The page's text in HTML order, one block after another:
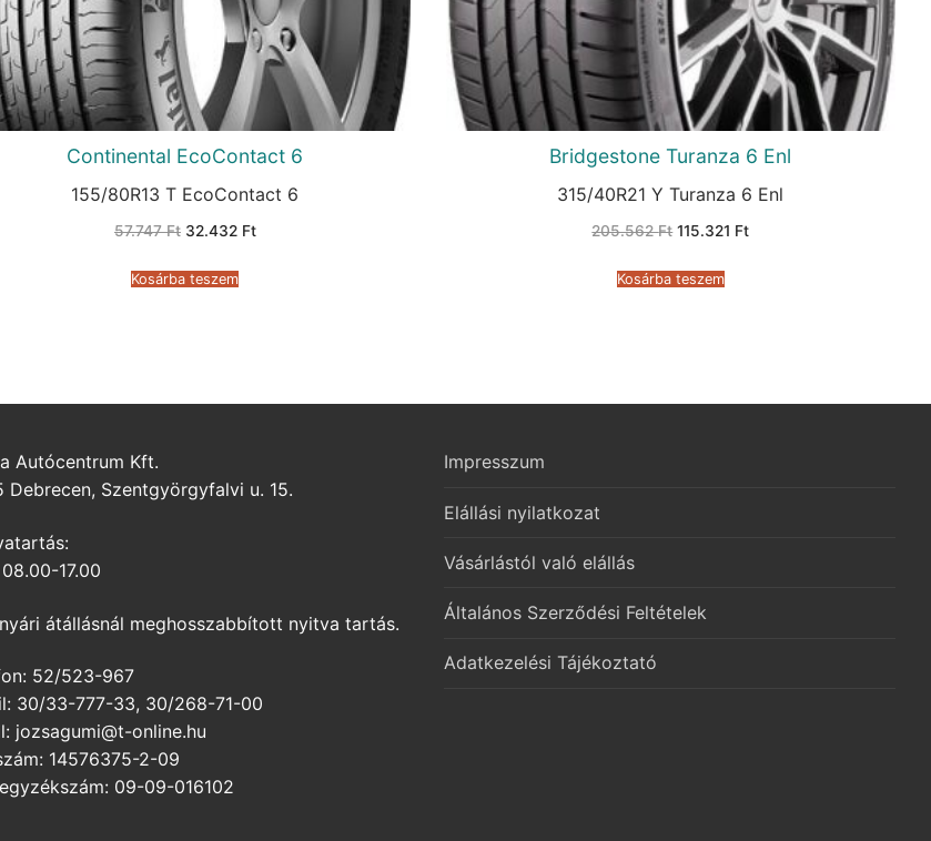
Continental EcoContact 6
155/80R13 T EcoContact 6
57.747Ft Original
57.747 Ft.
32.432 FtCurrent
Kosárba teszem
Bridgestone Turanza 6 Enl
315/40R21 Y Turanza 6 Enl
205.562Ft Original
205.562 Ft.
115.321 FtCurrent
Kosárba teszem
Autócentrum Kft.
Debrecen, Szentgyörgyfalvi u. 15.
17.00
átállásnál meghosszabbított nyitva tartás.
52/523-967
30/33-777-33, 30/268-71-00
jozsagumi@t-online.hu
14576375-2-09
09-09-016102
Impresszum
Elállási nyilatkozat
Vásárlástól való elállás
Általános Szerződési Feltételek
Adatkezelési Tájékoztató